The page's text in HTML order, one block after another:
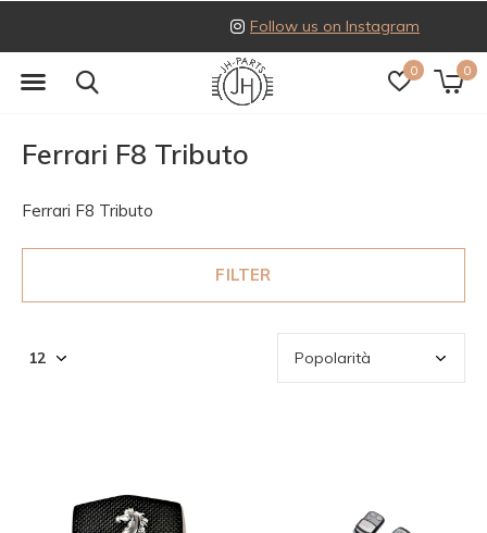
0 0
Follow us on Instagram
Ferrari F8 Tributo
Ferrari F8 Tributo
FILTER